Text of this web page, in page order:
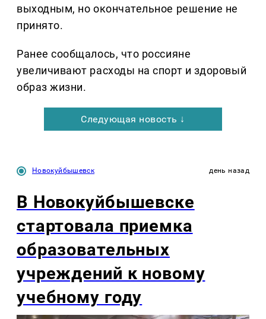
выходным, но окончательное решение не
принято.
Ранее сообщалось, что россияне
увеличивают расходы на спорт и здоровый
образ жизни.
Следующая новость ↓
Новокуйбышевск день назад
В Новокуйбышевске
стартовала приемка
образовательных
учреждений к новому
учебному году